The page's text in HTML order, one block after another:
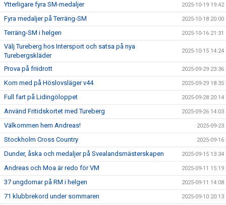
Ytterligare fyra SM-medaljer 2025-10-19 19:42
Fyra medaljer på Terräng-SM 2025-10-18 20:00
Terräng-SM i helgen 2025-10-16 21:31
Välj Tureberg hos Intersport och satsa på nya
Turebergskläder
2025-10-15 14:24
Prova på friidrott 2025-09-29 23:36
Kom med på Höslovsläger v44 2025-09-29 18:35
Full fart på Lidingöloppet 2025-09-28 20:14
Använd Fritidskortet med Tureberg 2025-09-26 14:03
Välkommen hem Andreas! 2025-09-23
Stockholm Cross Country 2025-09-16
Dunder, åska och medaljer på Svealandsmästerskapen 2025-09-15 13:34
Andreas och Moa är redo för VM 2025-09-11 15:19
37 ungdomar på RM i helgen 2025-09-11 14:08
71 klubbrekord under sommaren 2025-09-10 20:13